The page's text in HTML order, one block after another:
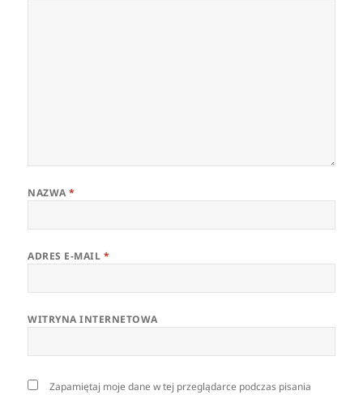
NAZWA*
ADRES E-MAIL *
WITRYNA INTERNETOWA
Zapamiętaj moje dane w tej przeglądarce podczas pisania